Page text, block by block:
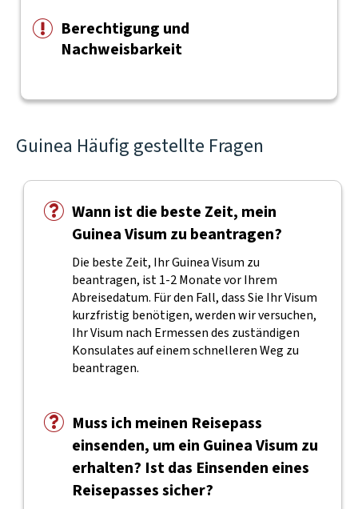
Berechtigung und
Nachweisbarkeit
Guinea Häufig gestellte Fragen
Wann ist die beste Zeit, mein
Guinea Visum zu beantragen?
Die beste Zeit, Ihr Guinea Visum zu
beantragen, ist 1-2 Monate vor Ihrem
Abreisedatum. Für den Fall, dass Sie Ihr Visum
kurzfristig benötigen, werden wir versuchen,
Ihr Visum nach Ermessen des zuständigen
Konsulates auf einem schnelleren Weg zu
beantragen.
Muss ich meinen Reisepass
einsenden, um ein Guinea Visum zu
erhalten? Ist das Einsenden eines
Reisepasses sicher?